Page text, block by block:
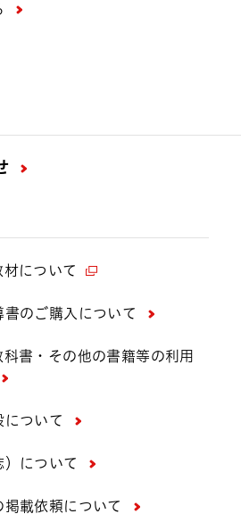
について
のご購入について
書・その他の書籍等の利用
について
）について
載依頼について